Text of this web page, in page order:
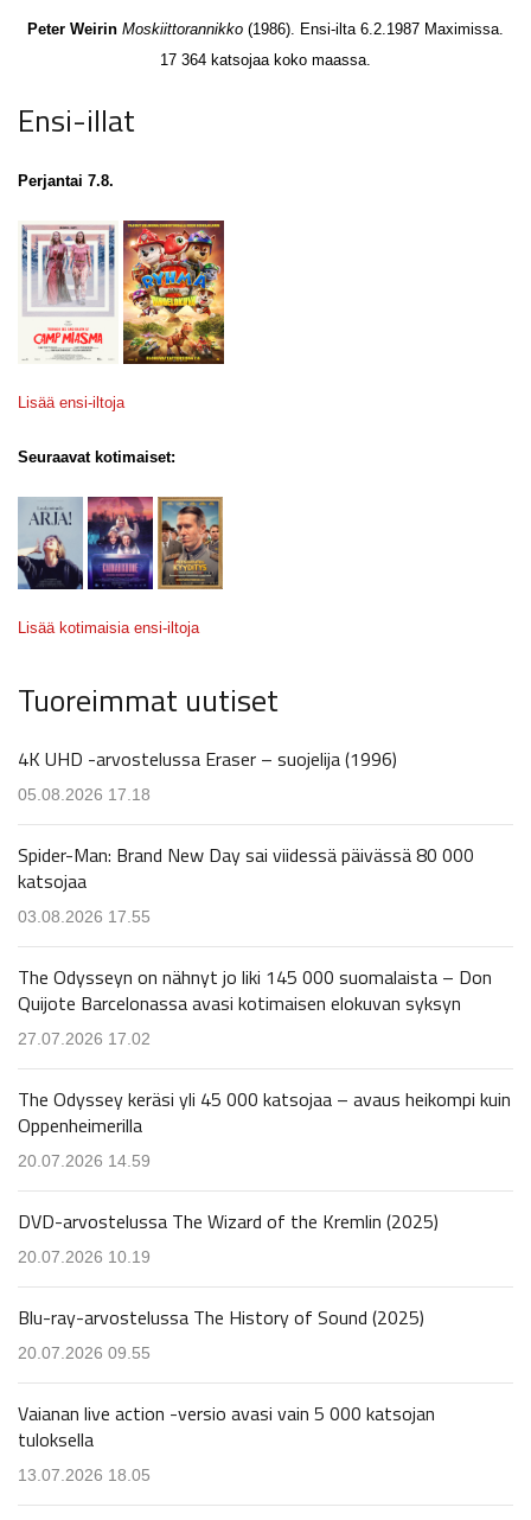
Peter Weirin Moskiittorannikko (1986). Ensi-ilta 6.2.1987 Maximissa.
17 364 katsojaa koko maassa.
Ensi-illat
Perjantai 7.8.
Lisää ensi-iltoja
Seuraavat kotimaiset:
Lisää kotimaisia ensi-iltoja
Tuoreimmat uutiset
4K UHD -arvostelussa Eraser – suojelija (1996)
05.08.2026 17.18
Spider-Man: Brand New Day sai viidessä päivässä 80 000
katsojaa
03.08.2026 17.55
The Odysseyn on nähnyt jo liki 145 000 suomalaista – Don
Quijote Barcelonassa avasi kotimaisen elokuvan syksyn
27.07.2026 17.02
The Odyssey keräsi yli 45 000 katsojaa – avaus heikompi kuin
Oppenheimerilla
20.07.2026 14.59
DVD-arvostelussa The Wizard of the Kremlin (2025)
20.07.2026 10.19
Blu-ray-arvostelussa The History of Sound (2025)
20.07.2026 09.55
Vaianan live action -versio avasi vain 5 000 katsojan
tuloksella
13.07.2026 18.05